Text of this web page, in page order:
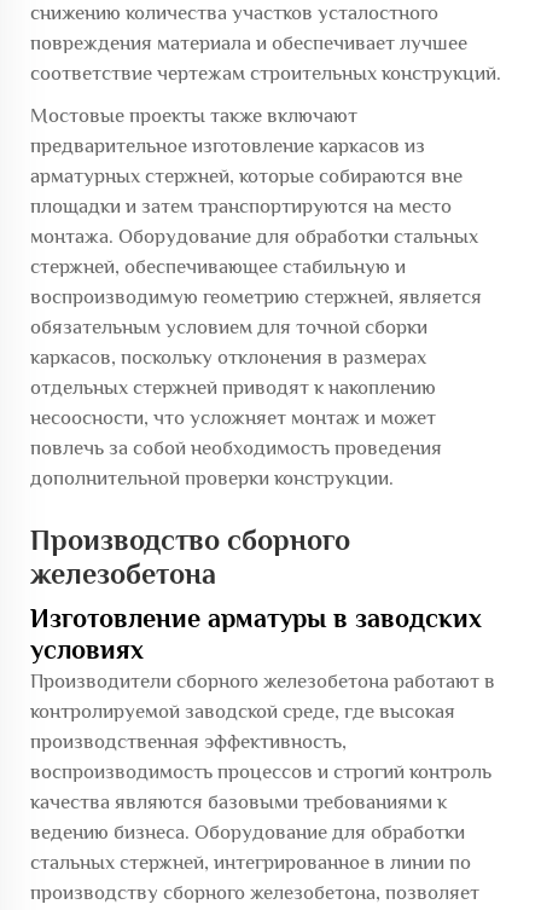
снижению количества участков усталостного
повреждения материала и обеспечивает лучшее
соответствие чертежам строительных конструкций.
Мостовые проекты также включают
предварительное изготовление каркасов из
арматурных стержней, которые собираются вне
площадки и затем транспортируются на место
монтажа. Оборудование для обработки стальных
стержней, обеспечивающее стабильную и
воспроизводимую геометрию стержней, является
обязательным условием для точной сборки
каркасов, поскольку отклонения в размерах
отдельных стержней приводят к накоплению
несоосности, что усложняет монтаж и может
повлечь за собой необходимость проведения
дополнительной проверки конструкции.
Производство сборного
железобетона
Изготовление арматуры в заводских
условиях
Производители сборного железобетона работают в
контролируемой заводской среде, где высокая
производственная эффективность,
воспроизводимость процессов и строгий контроль
качества являются базовыми требованиями к
ведению бизнеса. Оборудование для обработки
стальных стержней, интегрированное в линии по
производству сборного железобетона, позволяет